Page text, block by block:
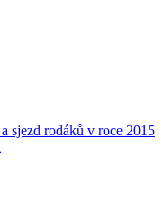
sjezd rodáků v roce 2015